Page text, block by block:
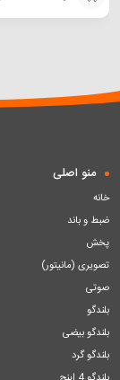
افزودن
منو اصلی
خانه
ضبط و باند
پخش
تصویری (مانیتور)
صوتی
بلندگو
بلندگو بیضی
بلندگو گرد